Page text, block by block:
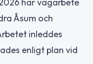
Åsum och
inleddes
enligt plan vid